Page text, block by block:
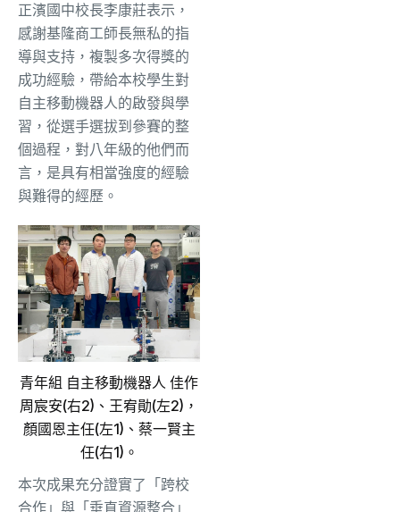
正濱國中校長李康莊表示，
感謝基隆商工師長無私的指
導與支持，複製多次得獎的
成功經驗，帶給本校學生對
自主移動機器人的啟發與學
習，從選手選拔到參賽的整
個過程，對八年級的他們而
言，是具有相當強度的經驗
與難得的經歷。
青年組 自主移動機器人 佳作
周宸安(右2)、王宥勛(左2)，
顏國恩主任(左1)、蔡一賢主
任(右1)。
本次成果充分證實了「跨校
合作」與「垂直資源整合」